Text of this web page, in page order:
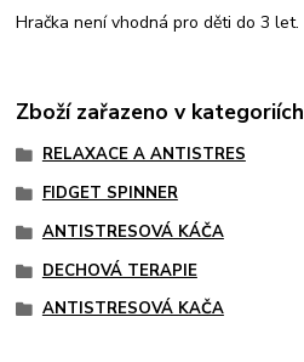
Hračka není vhodná pro děti do 3 let.
Zboží zařazeno v kategoriích
RELAXACE A ANTISTRES
FIDGET SPINNER
ANTISTRESOVÁ KÁČA
DECHOVÁ TERAPIE
ANTISTRESOVÁ KAČA